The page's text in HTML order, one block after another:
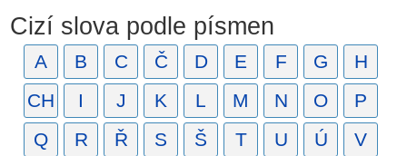
Cizí slova podle písmen
A B C Č D E F G
H
CH
I J K L M N O
P
Q
R Ř S Š T U Ú V